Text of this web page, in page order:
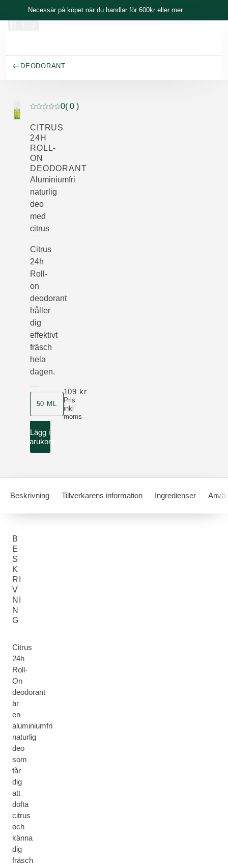
Necessär på köpet när du handlar för 600kr eller mer.
DEODORANT
Nuvarande betyg: 0 av 5 stjärnor Betygsatt av 0 kunder
0( 0 )
CITRUS
24H
ROLL-
ON
DEODORANT
Aluminiumfri
naturlig
deo
med
citrus
Citrus
24h
Roll-
on
deodorant
håller
dig
effektivt
fräsch
hela
dagen.
50 ML
Pris
inkl
moms
109 kr
Lägg i
varukorg
Beskrivning Tillverkarens information Ingredienser
B
E
S
K
RI
V
NI
N
G
Citrus
24h
Roll-
On
deodorant
är
en
aluminiumfri
naturlig
deo
som
får
dig
att
dofta
citrus
och
känna
dig
fräsch